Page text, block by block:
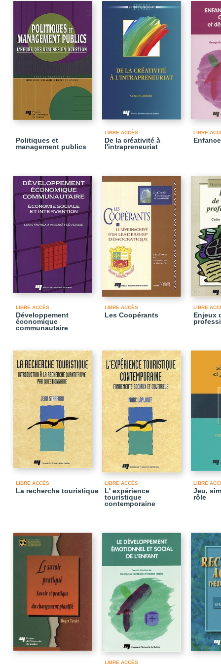
Politiques et
management publics
LIBRE ACCÈS
De la créativité à
l'intrapreneuriat
LIBRE
LIBRE ACCÈS
Développement
économique
communautaire
LIBRE ACCÈS
Les Coopérants
LIBRE
Enjeux
LIBRE ACCÈS
La recherche touristique
LIBRE ACCÈS
L' expérience
touristique
contemporaine
LIBRE
Jeu,
rôle
LIBRE ACCÈS